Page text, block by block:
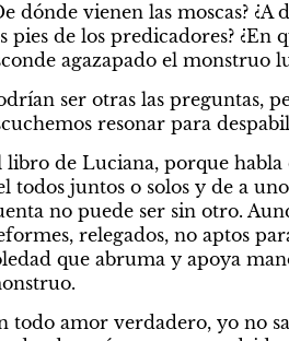
dónde vienen las moscas?
pies de los predicadores? ¿En
agazapado el monstruo
ser otras las preguntas,
resonar para
libro de Luciana, porque habla
todos juntos o solos y de a
no puede ser sin otro.
relegados, no aptos
que abruma y apoya
todo amor verdadero, yo no